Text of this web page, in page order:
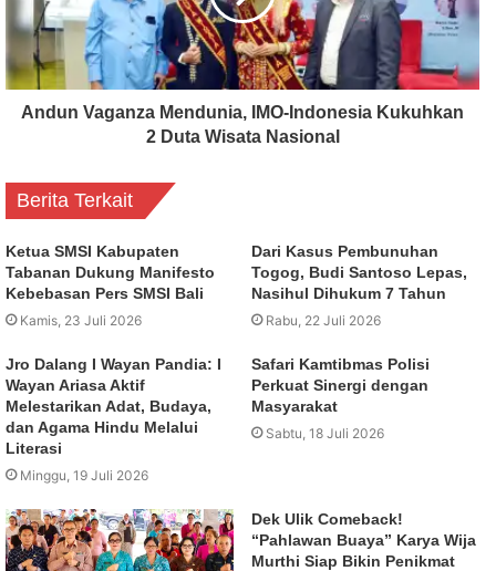
Andun Vaganza Mendunia, IMO-Indonesia Kukuhkan
2 Duta Wisata Nasional
Berita Terkait
Ketua SMSI Kabupaten
Tabanan Dukung Manifesto
Kebebasan Pers SMSI Bali
Kamis, 23 Juli 2026
Dari Kasus Pembunuhan
Togog, Budi Santoso Lepas,
Nasihul Dihukum 7 Tahun
Rabu, 22 Juli 2026
Jro Dalang I Wayan Pandia: I
Wayan Ariasa Aktif
Melestarikan Adat, Budaya,
dan Agama Hindu Melalui
Literasi
Minggu, 19 Juli 2026
Safari Kamtibmas Polisi
Perkuat Sinergi dengan
Masyarakat
Sabtu, 18 Juli 2026
Dek Ulik Comeback!
“Pahlawan Buaya” Karya Wija
Murthi Siap Bikin Penikmat